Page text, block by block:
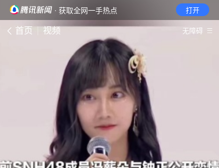
· 获取全网一手热点 打开
首页 视频 无障碍